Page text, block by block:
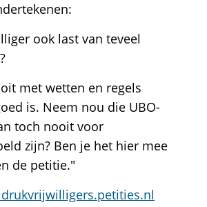
ook last van teveel
met wetten en regels
is. Neem nou die UBO-
toch nooit voor
zijn? Ben je het hier mee
de petitie."